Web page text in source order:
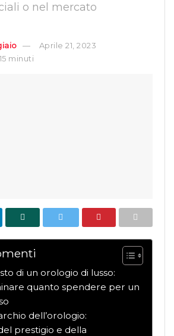
o nel mercato
Aprile 21, 2023
minuti
di un orologio di lusso:
quanto spendere per un
dell’orologio:
prestigio e della